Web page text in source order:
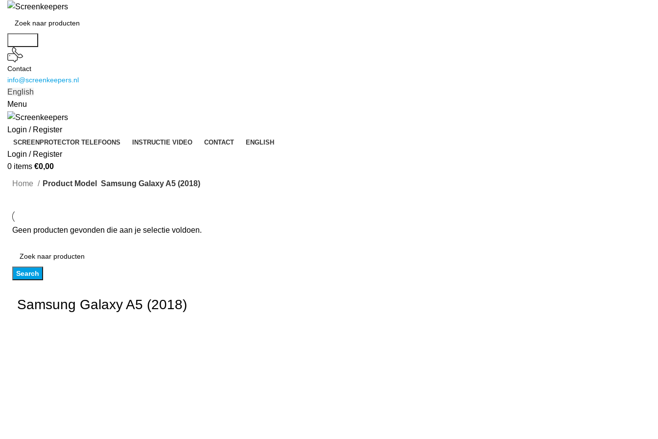
Contact
info@screenkeepers.nl
English
Menu
Login / Register
SCREENPROTECTOR TELEFOONS INSTRUCTIE VIDEO CONTACT ENGLISH
Login / Register
0 items €0,00
Home Product Model Samsung Galaxy A5 (2018)
Geen producten gevonden die aan je selectie voldoen.
Search
Samsung Galaxy A5 (2018)